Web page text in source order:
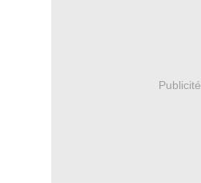
Publicité